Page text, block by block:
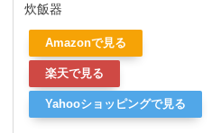
炊飯器
Amazonで見る
楽天で見る
Yahooショッピングで見る